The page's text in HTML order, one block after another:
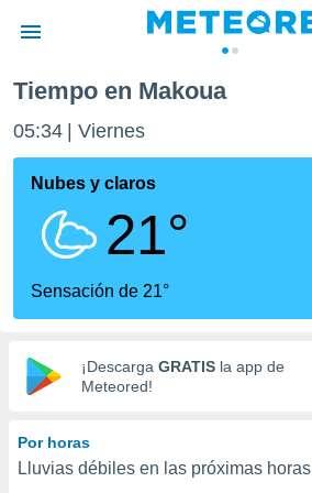
de
ha sido
calidad.
a este
las
y
digital
basada
Tiempo en Makoua
05:34 Viernes
Nubes y claros
21°
Sensación de 21°
¡Descarga GRATIS la app de
Meteored!
Por horas
Lluvias débiles en las próximas horas